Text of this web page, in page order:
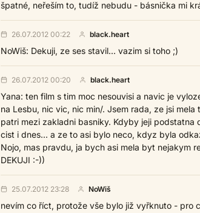
špatné, neřeším to, tudíž nebudu - básnička mi
26.07.2012 00:22 black.heart
NoWiš: Dekuji, ze ses stavil... vazim si toho ;)
26.07.2012 00:20 black.heart
Yana: ten film s tim moc nesouvisi a navic je
na Lesbu, nic vic, nic min/. Jsem rada, ze jsi
patri mezi zakladni basniky. Kdyby jeji podstatna
cist i dnes... a ze to asi bylo neco, kdyz byla
Nojo, mas pravdu, ja bych asi mela byt nejakym
DEKUJI :-))
25.07.2012 23:28 NoWiš
nevím co říct, protože vše bylo již vyřknuto - pro